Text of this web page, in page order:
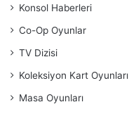
Konsol Haberleri
Co-Op Oyunlar
TV Dizisi
Koleksiyon Kart Oyunları
Masa Oyunları